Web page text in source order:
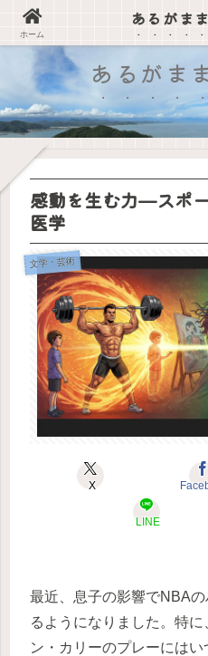
森田療法で学ぶ、
あるがま
感動を生む力—スポ
医学
文学・芸術
X
LINE
最近、息子の影響でNBA
るようになりました。特
ン・カリーのプレーには
ホーム
あるがま